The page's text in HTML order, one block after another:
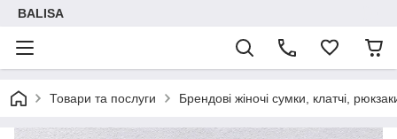
BALISA
Товари та послуги Брендові жіночі сумки, клатчі,